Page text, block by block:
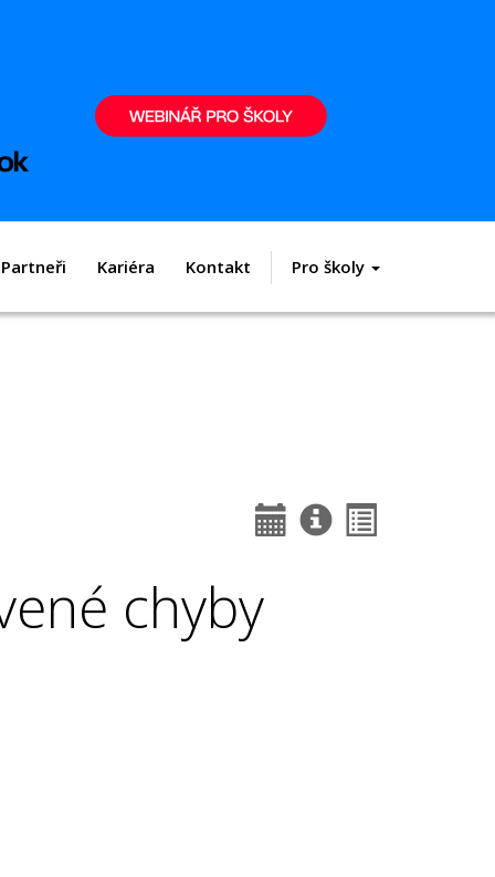
Partneři Kariéra Kontakt Pro školy
chyby